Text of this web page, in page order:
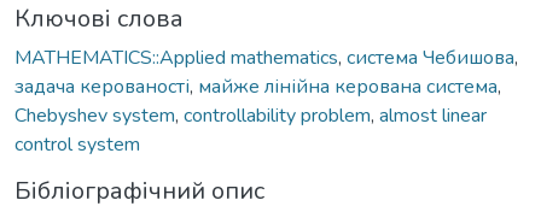
Ключові слова
MATHEMATICS::Applied mathematics, система Чебишова,
задача керованості, майже лінійна керована система,
Chebyshev system, controllability problem, almost linear
control system
Бібліографічний опис